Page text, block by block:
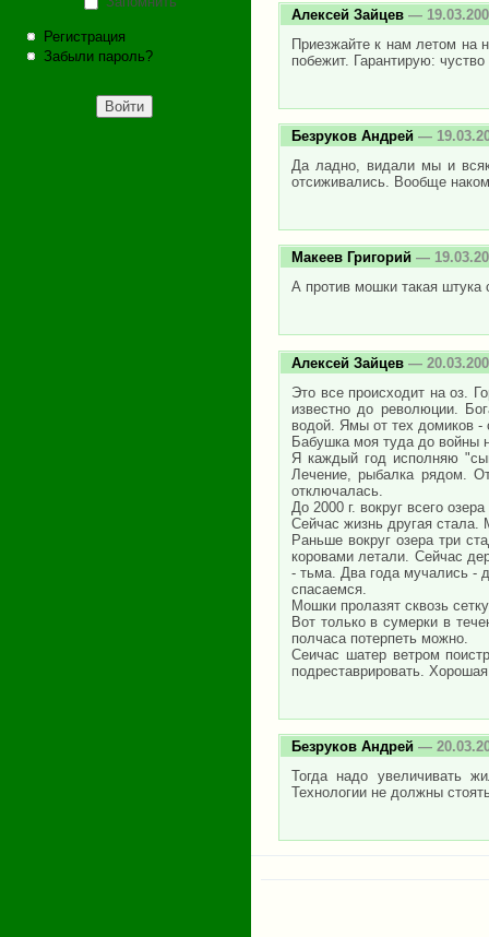
Регистрация
Забыли пароль?
Алексей Зайцев —
Приезжайте к нам летом на
побежит. Гарантирую:
Безруков Андрей —
Да ладно, видали мы и
отсиживались. Вообще
Макеев Григорий —
А против мошки такая
Алексей Зайцев —
Это все происходит на оз.
известно до революции.
водой. Ямы от тех домиков -
Бабушка моя туда до войны
Я каждый год исполняю
Лечение, рыбалка рядом.
отключалась.
До 2000 г. вокруг всего
Сейчас жизнь другая
Раньше вокруг озера три
коровами летали. Сейчас
- тьма. Два года мучались -
спасаемся.
Мошки пролазят сквозь
Вот только в сумерки в
полчаса потерпеть можно.
Сеичас шатер ветром
подреставрировать.
Безруков Андрей —
Тогда надо увеличивать
Технологии не должны